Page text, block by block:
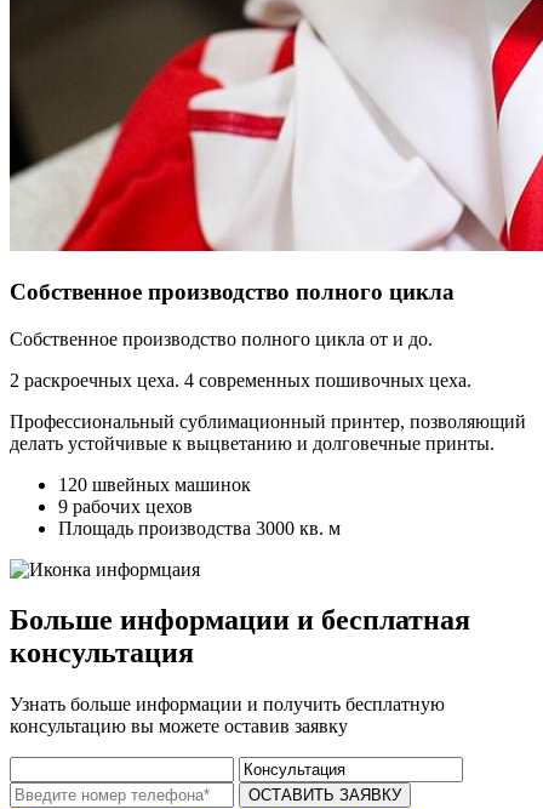
Собственное производство полного цикла
Собственное производство полного цикла от и до.
2 раскроечных цеха. 4 современных пошивочных цеха.
Профессиональный сублимационный принтер, позволяющий
делать устойчивые к выцветанию и долговечные принты.
120 швейных машинок
9 рабочих цехов
Площадь производства 3000 кв. м
Больше информации и бесплатная
консультация
Узнать больше информации и получить бесплатную
консультацию вы можете оставив заявку
ОСТАВИТЬ ЗАЯВКУ